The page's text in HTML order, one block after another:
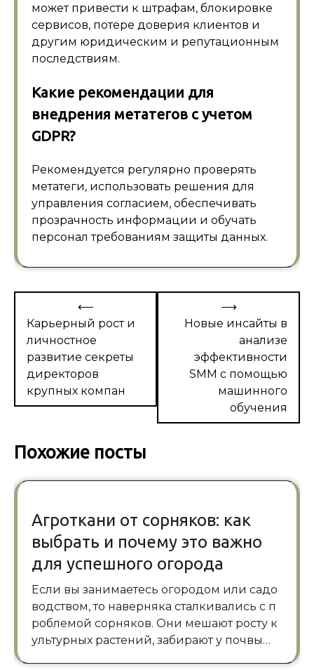
может привести к штрафам, блокировке
сервисов, потере доверия клиентов и
другим юридическим и репутационным
последствиям.
Какие рекомендации для
внедрения метатегов с учетом
GDPR?
Рекомендуется регулярно проверять
метатеги, использовать решения для
управления согласием, обеспечивать
прозрачность информации и обучать
персонал требованиям защиты данных.
Навигация
по
записям
⟵
Карьерный рост и
личностное
развитие секреты
директоров
крупных компан
Новые инсайты в
анализе
эффективности
SMM с помощью
машинного
обучения
⟶
Похожие посты
Агроткани от сорняков: как
выбрать и почему это важно
для успешного огорода
Если вы занимаетесь огородом или садо
водством, то наверняка сталкивались с п
роблемой сорняков. Они мешают росту к
ультурных растений, забирают у почвы…